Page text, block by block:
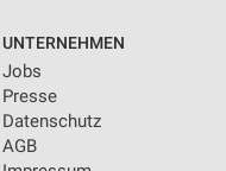
UNTERNEHMEN
Jobs
Presse
Datenschutz
AGB